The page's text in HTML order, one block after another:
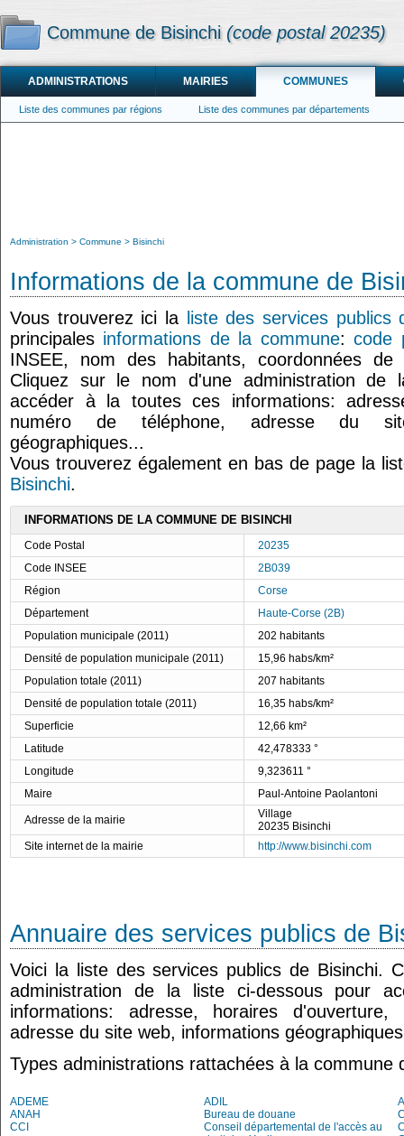
Commune de Bisinchi (code postal 20235)
ADMINISTRATIONS MAIRIES COMMUNES
Liste des communes par régions Liste des communes par départements
Administration Commune Bisinchi
Informations de la commune de
Vous trouverez ici la
liste des services publics
principales informations de la commune:code
INSEE, nom des habitants, coordonnées
Cliquez sur le nom d'une administration de
accéder à la toutes ces informations:
numéro de téléphone, adresse du
géographiques...
Vous trouverez également en bas de page la
Bisinchi.
INFORMATIONS DE LA COMMUNE DE BISINCHI
Code Postal
20235
Code INSEE
2B039
Région
Corse
Département
Haute-Corse (2B)
Population municipale (2011)
202 habitants
Densité de population municipale (2011)
15,96 habs/km²
Population totale (2011)
207 habitants
Densité de population totale (2011)
16,35 habs/km²
Superficie
12,66 km²
Latitude
42,478333 °
Longitude
9,323611 °
Maire
Paul-Antoine Paolantoni
Adresse de la mairie
Village
20235 Bisinchi
Site internet de la mairie
http://www.bisinchi.com
Annuaire des services publics de
Voici la liste des services publics de Bisinchi.
administration de la liste ci-dessous pour
informations: adresse, horaires
adresse du site web, informations
Types administrations rattachées à la commune
ADEME ADIL
ANAH
Bureau de douane
CCI
Conseil départemental de l'accès au